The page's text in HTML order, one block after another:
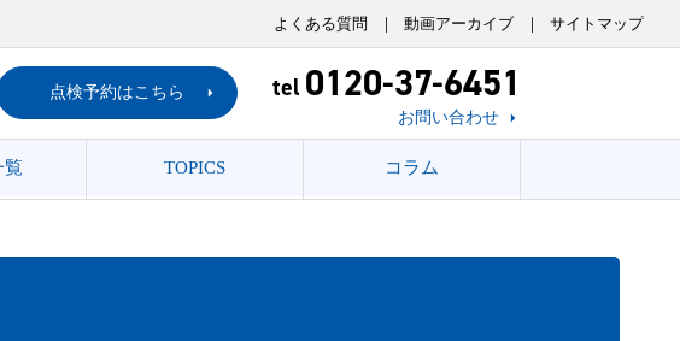
よくある質問 動画アーカイブ サイトマップ
点検予約はこちら tel 0120-37-6451
お問い合わせ
覧 TOPICS コラム